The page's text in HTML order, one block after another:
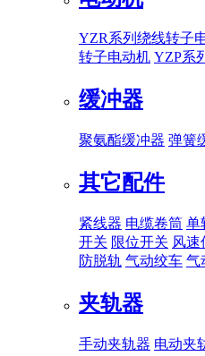
YZR系列绕线转子
转子电动机 YZP系
缓冲器
聚氨酯缓冲器 弹簧
其它配件
紧线器 电缆卷筒 单
开关 限位开关 风速
防脱轨 气动绞车 气
夹轨器
手动夹轨器 电动夹